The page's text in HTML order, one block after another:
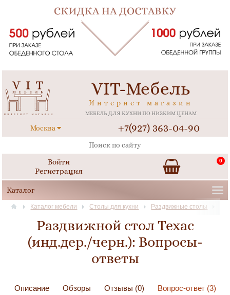
VIT-Мебель
Интернет магазин
МЕБЕЛЬ ДЛЯ КУХНИ ПО НИЗКИМ ЦЕНАМ
Москва +7(927) 363-04-90
Войти
Регистрация
0
Каталог мебели Столы для кухни Раздвижные столы
Раздвижной стол Техас
(инд.дер./черн.): Вопросы-
ответы
Описание Обзоры Отзывы (0) Вопрос-ответ (3)